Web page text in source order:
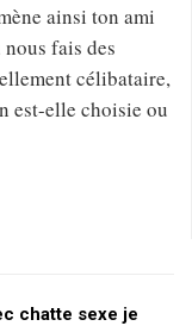
ainsi ton ami
fais des
célibataire,
est-elle choisie ou
chatte sexe je